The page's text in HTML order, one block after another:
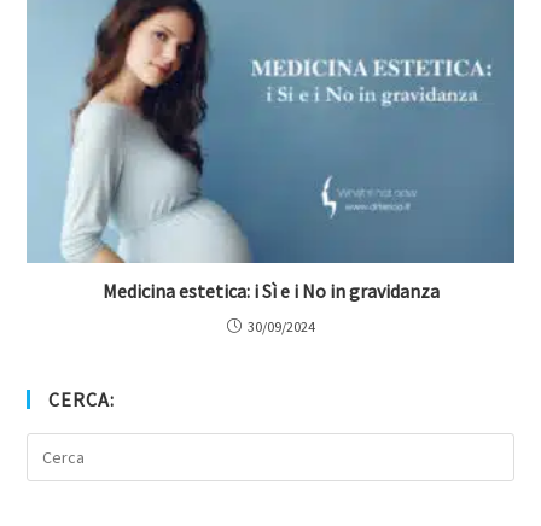
Medicina estetica: i Sì e i No in gravidanza
30/09/2024
CERCA: